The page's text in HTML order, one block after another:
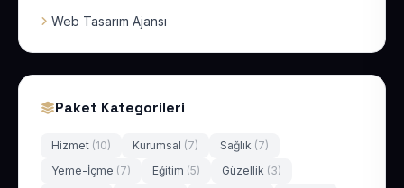
Web Tasarım Ajansı
Paket Kategorileri
Hizmet (10) Kurumsal (7) Sağlık (7)
Yeme-İçme (7) Eğitim (5) Güzellik (3)